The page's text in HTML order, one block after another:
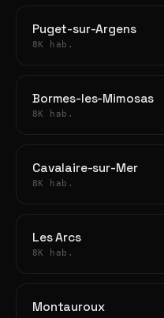
Puget-sur-Argens
8K hab.
Bormes-les-Mimosas
8K hab.
Cavalaire-sur-Mer
8K hab.
Les Arcs
8K hab.
Montauroux